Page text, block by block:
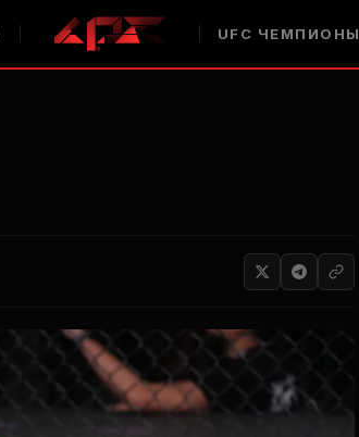
UFC ЧЕМПИОНЫ